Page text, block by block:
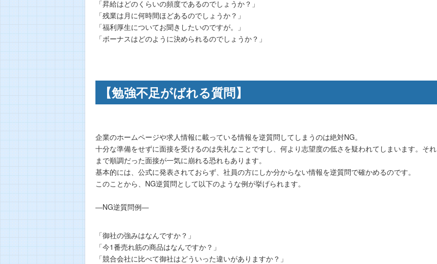
「昇給はどのくらいの頻度であるのでしょうか？」
「残業は月に何時間ほどあるのでしょうか？」
「福利厚生についてお聞きしたいのですが。」
「ボーナスはどのように決められるのでしょうか？」
【勉強不足がばれる質問】
企業のホームページや求人情報に載っている情報を逆質問してしまうのは絶対NG。
十分な準備をせずに面接を受けるのは失礼なことですし、何より志望度の低さを疑われてしまいます。それ
まで順調だった面接が一気に崩れる恐れもあります。
基本的には、公式に発表されておらず、社員の方にしか分からない情報を逆質問で確かめるのです。
このことから、NG逆質問として以下のような例が挙げられます。
―NG逆質問例―
「御社の強みはなんですか？」
「今1番売れ筋の商品はなんですか？」
「競合会社に比べて御社はどういった違いがありますか？」